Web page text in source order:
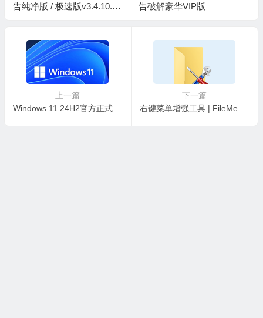
告破解豪华VIP版
21 破解永久VIP会员版
上一篇
Windows 11 24H2官方正式版2025年10月版(微软原版ISO镜像)
下一篇